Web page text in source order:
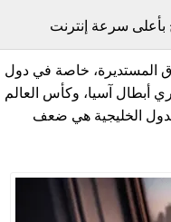
بأعلى سرعة إنترنت
المستديرة، خاصة في دول
أبطال آسيا، وكأس العالم
الدول الخليجية هي ضعف